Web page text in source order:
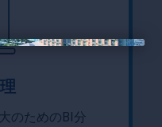
のためのBI分